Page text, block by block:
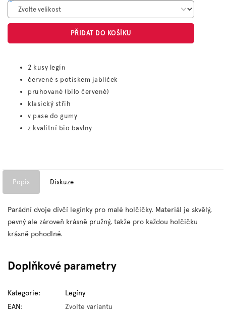
PŘIDAT DO KOŠÍKU
2 kusy legín
červené s potiskem jablíček
pruhované (bílo červené)
klasický střih
v pase do gumy
z kvalitní bio bavlny
Popis Diskuze
Parádní dvoje dívčí legínky pro malé holčičky. Materiál je skvělý,
pevný ale zároveň krásně pružný, takže pro každou holčičku
krásně pohodlné.
Doplňkové parametry
Kategorie:
Legíny
EAN:
Zvolte variantu